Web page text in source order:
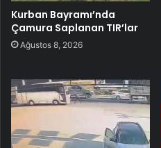
Kurban Bayramı’nda
Çamura Saplanan TIR’lar
Ağustos 8, 2026